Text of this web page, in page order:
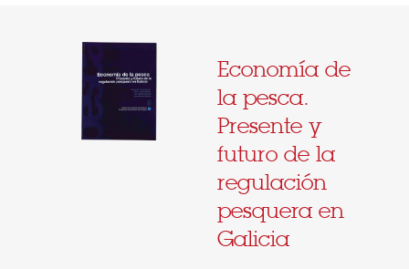
Economía de
la pesca.
Presente y
futuro de la
regulación
pesquera en
Galicia